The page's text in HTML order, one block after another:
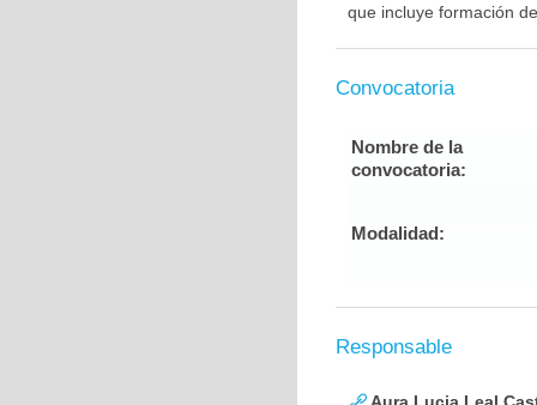
que incluye formación
Convocatoria
Nombre de la
convocatoria:
Modalidad:
Responsable